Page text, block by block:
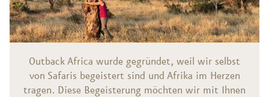
Outback Africa wurde gegründet, weil wir selbst
von Safaris begeistert sind und Afrika im Herzen
tragen. Diese Begeisterung möchten wir mit Ihnen